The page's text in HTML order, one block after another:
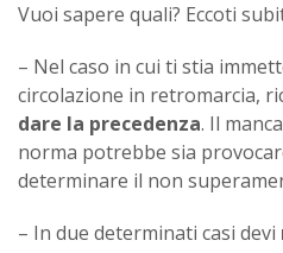
Vuoi sapere quali? Eccoti
– Nel caso in cui ti stia
circolazione in retromarcia,
dare la precedenza. Il
norma potrebbe sia
determinare il non
– In due determinati casi devi